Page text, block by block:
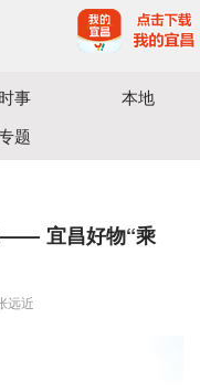
时事
本地
题
—— 宜昌好物“乘
远近